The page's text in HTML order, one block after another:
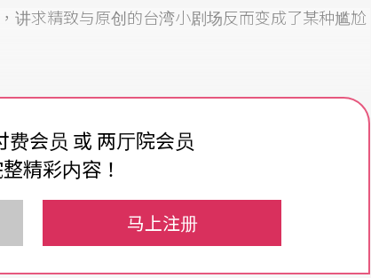
讲求精致与原创的台湾小剧场反而变成了某种尴尬
展，其中有五出来自于台湾，从外表坊、莎士比
的团体皆囊括其中，还有由万芳、夏靖庭主演的
传等等限制，但由于节目本身组合的新鲜感，还
费会员 或 两厅院会员
精彩内容！
马上注册